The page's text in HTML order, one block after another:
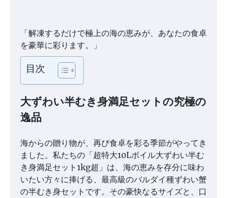
「解凍するだけで極上の海の恵みが、あなたの食卓
を豪華に彩ります。」
目次
大ずわい半むき身満足セットの究極の
逸品
海からの贈り物が、再び食卓を彩る季節がやってき
ました。私たちの「超特大10Lボイル大ずわい半む
き身満足セット1kg超」は、海の恵みを存分に味わ
いたい方々に捧げる、最高級のバルダイ種ずわい蟹
の半むき身セットです。その豪快なるサイズと、口